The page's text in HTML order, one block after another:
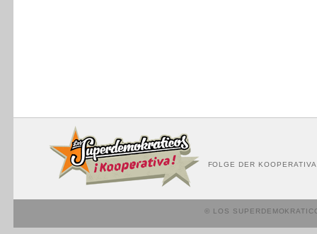
FOLGE DER
© LOS